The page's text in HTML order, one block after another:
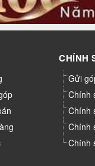
CHÍNH
Gửi
Chính
Chính
Chính
Chính